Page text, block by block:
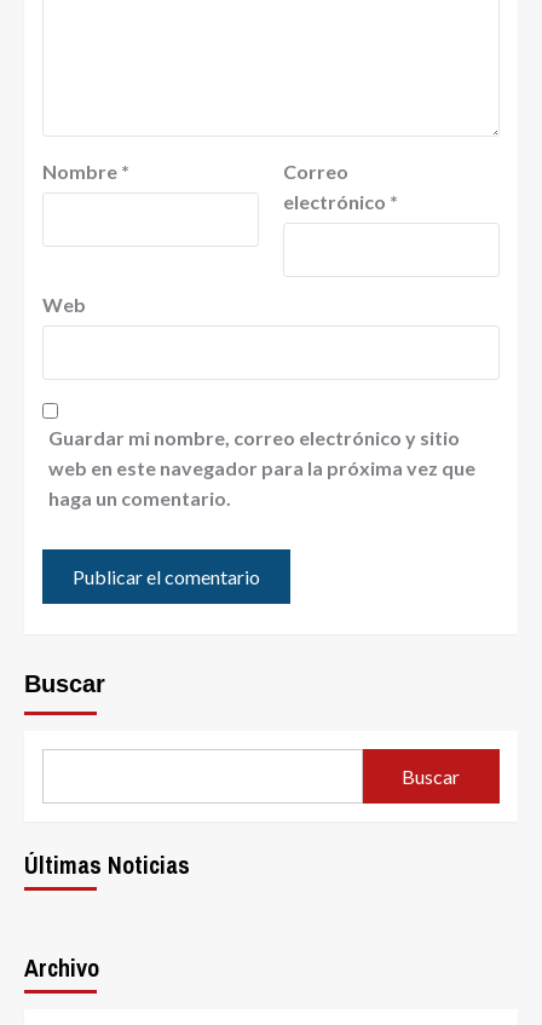
Nombre *
Correo
electrónico *
Web
Guardar mi nombre, correo electrónico y sitio
web en este navegador para la próxima vez que
haga un comentario.
Buscar
Buscar
Últimas Noticias
Archivo